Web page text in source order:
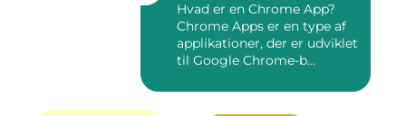
Hvad er en Chrome App?
Chrome Apps er en type af
applikationer, der er udviklet
til Google Chrome-b...